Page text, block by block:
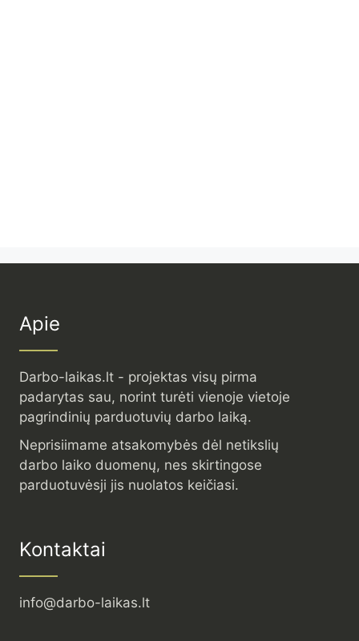
Apie
Darbo-laikas.lt - projektas visų pirma
padarytas sau, norint turėti vienoje vietoje
pagrindinių parduotuvių darbo laiką.
Neprisiimame atsakomybės dėl netikslių
darbo laiko duomenų, nes skirtingose
parduotuvėsji jis nuolatos keičiasi.
Kontaktai
info@darbo-laikas.lt